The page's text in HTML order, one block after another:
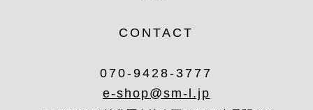
CONTACT
070-9428-3777
e-shop@sm-l.jp